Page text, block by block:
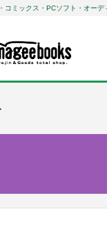
ミックス・PCソフト・オー